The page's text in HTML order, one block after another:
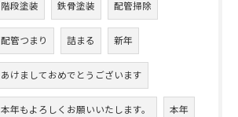
階段塗装 鉄骨塗装 配管掃除
配管つまり 詰まる 新年
あけましておめでとうございます
本年もよろしくお願いいたします。 本年